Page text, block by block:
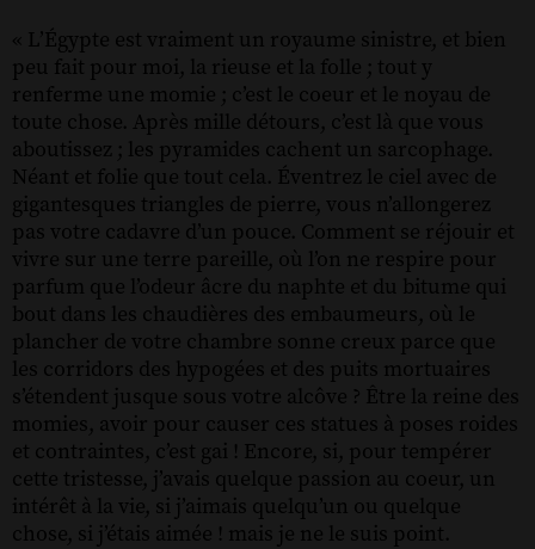
« L’Égypte est vraiment un royaume sinistre, et bien
peu fait pour moi, la rieuse et la folle ; tout y
renferme une momie ; c’est le coeur et le noyau de
toute chose. Après mille détours, c’est là que vous
aboutissez ; les pyramides cachent un sarcophage.
Néant et folie que tout cela. Éventrez le ciel avec de
gigantesques triangles de pierre, vous n’allongerez
pas votre cadavre d’un pouce. Comment se réjouir et
vivre sur une terre pareille, où l’on ne respire pour
parfum que l’odeur âcre du naphte et du bitume qui
bout dans les chaudières des embaumeurs, où le
plancher de votre chambre sonne creux parce que
les corridors des hypogées et des puits mortuaires
s’étendent jusque sous votre alcôve ? Être la reine des
momies, avoir pour causer ces statues à poses roides
et contraintes, c’est gai ! Encore, si, pour tempérer
cette tristesse, j’avais quelque passion au coeur, un
intérêt à la vie, si j’aimais quelqu’un ou quelque
chose, si j’étais aimée ! mais je ne le suis point.